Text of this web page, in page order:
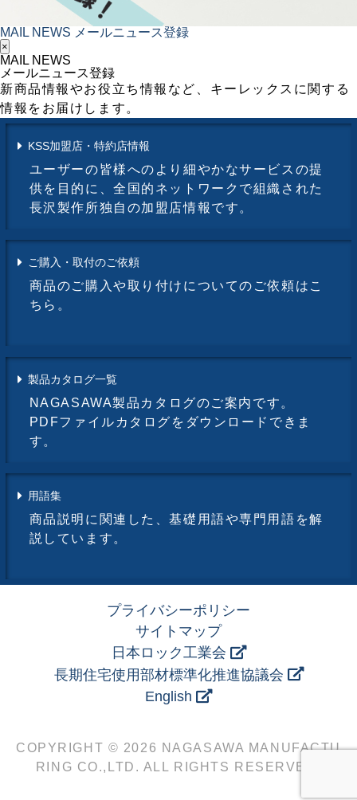
MAIL NEWS メールニュース登録
×
MAIL NEWS
メールニュース登録
新商品情報やお役立ち情報など、キーレックスに関する
情報をお届けします。
KSS加盟店・特約店情報
ユーザーの皆様へのより細やかなサービスの提
供を目的に、全国的ネットワークで組織された
長沢製作所独自の加盟店情報です。
ご購入・取付のご依頼
商品のご購入や取り付けについてのご依頼はこ
ちら。
製品カタログ一覧
NAGASAWA製品カタログのご案内です。
PDFファイルカタログをダウンロードできま
す。
用語集
商品説明に関連した、基礎用語や専門用語を解
説しています。
プライバシーポリシー
サイトマップ
日本ロック工業会
長期住宅使用部材標準化推進協議会
English
COPYRIGHT © 2026 NAGASAWA MANUFACTU
RING CO.,LTD. ALL RIGHTS RESERVED.